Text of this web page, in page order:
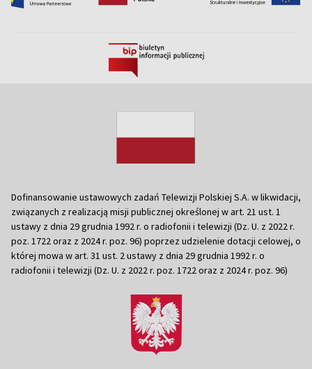
Dofinansowanie ustawowych zadań Telewizji Polskiej S.A. w likwidacji,
związanych z realizacją misji publicznej określonej w art. 21 ust. 1
ustawy z dnia 29 grudnia 1992 r. o radiofonii i telewizji (Dz. U. z 2022 r.
poz. 1722 oraz z 2024 r. poz. 96) poprzez udzielenie dotacji celowej, o
której mowa w art. 31 ust. 2 ustawy z dnia 29 grudnia 1992 r. o
radiofonii i telewizji (Dz. U. z 2022 r. poz. 1722 oraz z 2024 r. poz. 96)